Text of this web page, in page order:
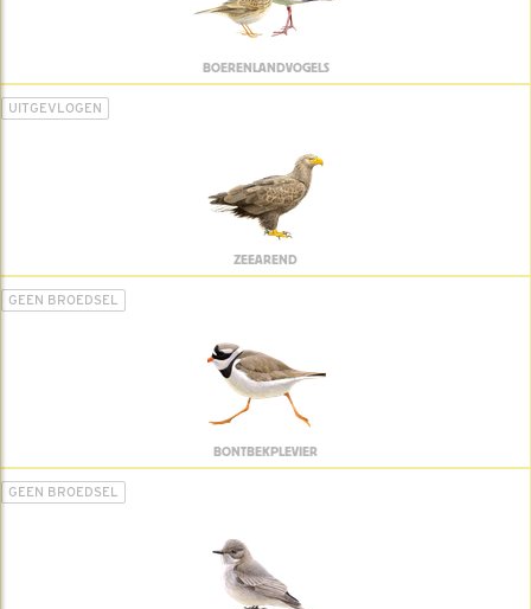
BOERENLANDVOGELS
UITGEVLOGEN
ZEEAREND
GEEN BROEDSEL
BONTBEKPLEVIER
GEEN BROEDSEL